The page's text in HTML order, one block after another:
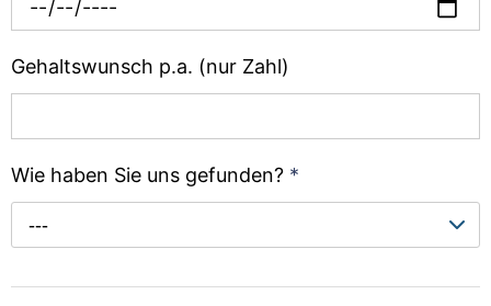
Gehaltswunsch p.a. (nur Zahl)
Wie haben Sie uns gefunden? *
---